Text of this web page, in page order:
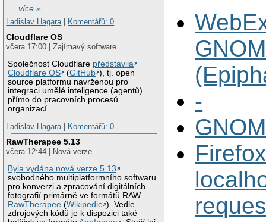
…více »
Ladislav Hagara
Komentářů: 0
Cloudflare OS
včera 17:00 | Zajímavý software
Společnost Cloudflare představila
Cloudflare OS
(GitHub ), tj. open
source platformu navrženou pro
integraci umělé inteligence (agentů)
přímo do pracovních procesů
organizací.
Ladislav Hagara
Komentářů: 0
RawTherapee 5.13
včera 12:44 | Nová verze
Byla vydána nová verze 5.13
svobodného multiplatformního softwaru
pro konverzi a zpracování digitálních
fotografií primárně ve formátů RAW
RawTherapee (Wikipedie ). Vedle
zdrojových kódů je k dispozici také
-